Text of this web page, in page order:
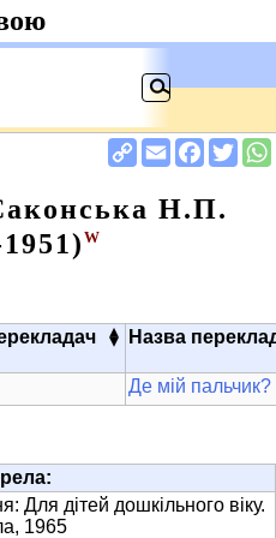
Н.П.
W
▴
▾ Назва
Де мій пальчик?
Для дітей дошкільного віку.
1965